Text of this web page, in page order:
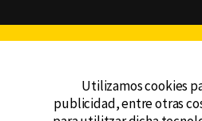
© CANAL 6 2026
Utilizamos cookies
publicidad, entre otras